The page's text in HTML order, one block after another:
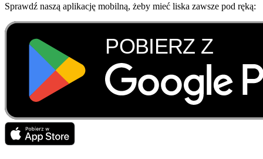
Sprawdź naszą aplikację mobilną, żeby mieć liska zawsze pod ręką: